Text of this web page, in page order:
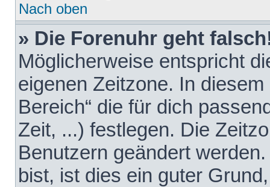
Nach oben
» Die Forenuhr geht
Möglicherweise entspricht
eigenen Zeitzone. In
Bereich“ die für dich
Zeit, ...) festlegen. Die
Benutzern geändert
bist, ist dies ein guter